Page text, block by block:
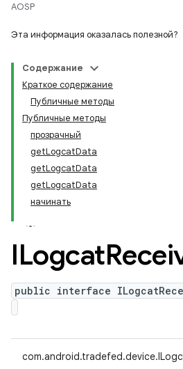
AOSP
Эта информация оказалась полезной?
Содержание
Краткое содержание
Публичные методы
Публичные методы
прозрачный
getLogcatData
getLogcatData
getLogcatData
начинать
ILogcat
public interface